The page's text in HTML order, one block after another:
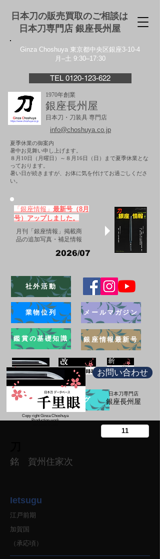
日本刀の販売買取のご相談は
日本刀専門店 銀座⻑州屋
Ginza Choshuya 東京都中央区銀座3-10-4
月–土 9:30–17:30
TEL 0120-123-622
1970年創業
銀座長州屋
日本刀・刀装具 専門店
info@choshuya.co.jp
夏季休業の御案内
暑中お見舞い申し上げます。
８月10日（月曜日）～８月16日（日）まで夏季休業とな
っております。
​暑い日が続きますが、お体に気を付けてお過ごしくださ
い。
「銀座情報」 最新号（8月
号）アップしました。
月刊「銀座情報」掲載商
品の追加写真・補足情報
2026/07
社外活動
業物位列
鑑賞の基礎知識
メールマガジン
銀座情報最新号
ブログ
お問い合わせ
日本刀専門店
​銀座長州屋
Copy right Ginza Choshuya
Production work
銘 賀州住家次
Ietsugu
江戸前期
加賀国
（承応頃）